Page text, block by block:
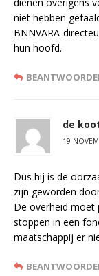
dienen overigens
niet hebben
BNNVARA-
hun hoofd.
de
19
Dus hij is de
zijn geworden
De overheid moet
stoppen in een
maatschappij er